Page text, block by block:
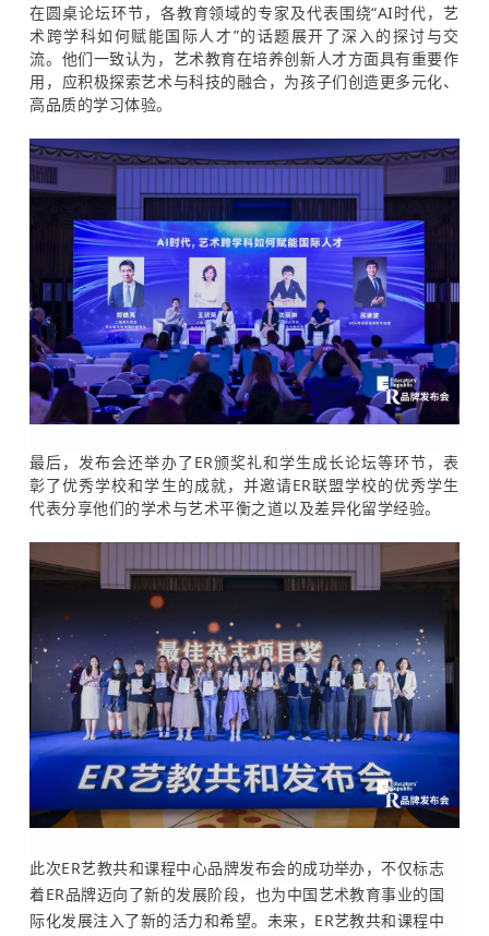
在圆桌论坛环节，各教育领域的专家及代表围绕“AI时代，艺
术跨学科如何赋能国际人才”的话题展开了深入的探讨与交
流。他们一致认为，艺术教育在培养创新人才方面具有重要作
用，应积极探索艺术与科技的融合，为孩子们创造更多元化、
高品质的学习体验。
最后，发布会还举办了ER颁奖礼和学生成长论坛等环节，表
彰了优秀学校和学生的成就，并邀请ER联盟学校的优秀学生
代表分享他们的学术与艺术平衡之道以及差异化留学经验。
此次ER艺教共和课程中心品牌发布会的成功举办，不仅标志
着ER品牌迈向了新的发展阶段，也为中国艺术教育事业的国
际化发展注入了新的活力和希望。未来，ER艺教共和课程中